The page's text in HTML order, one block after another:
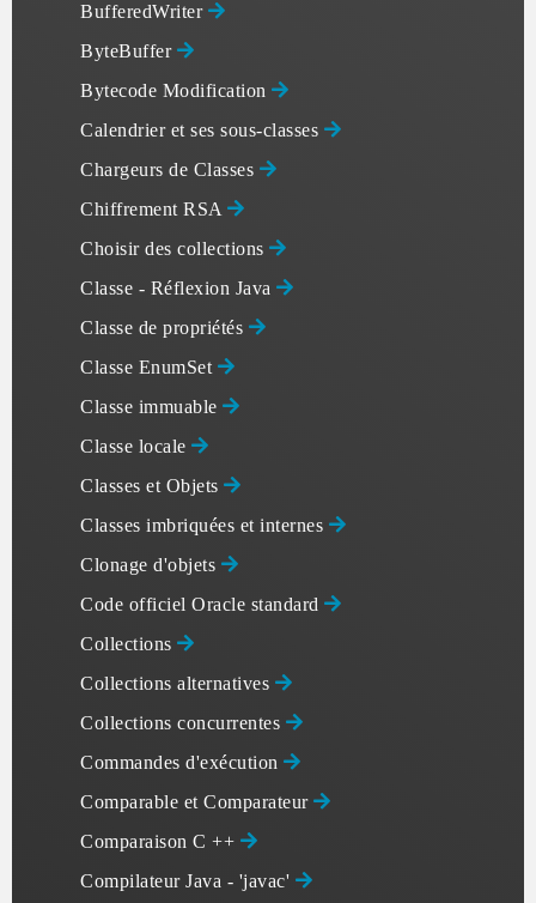
BufferedWriter
ByteBuffer
Bytecode Modification
Calendrier et ses sous-classes
Chargeurs de Classes
Chiffrement RSA
Choisir des collections
Classe - Réflexion Java
Classe de propriétés
Classe EnumSet
Classe immuable
Classe locale
Classes et Objets
Classes imbriquées et internes
Clonage d'objets
Code officiel Oracle standard
Collections
Collections alternatives
Collections concurrentes
Commandes d'exécution
Comparable et Comparateur
Comparaison C ++
Compilateur Java - 'javac'